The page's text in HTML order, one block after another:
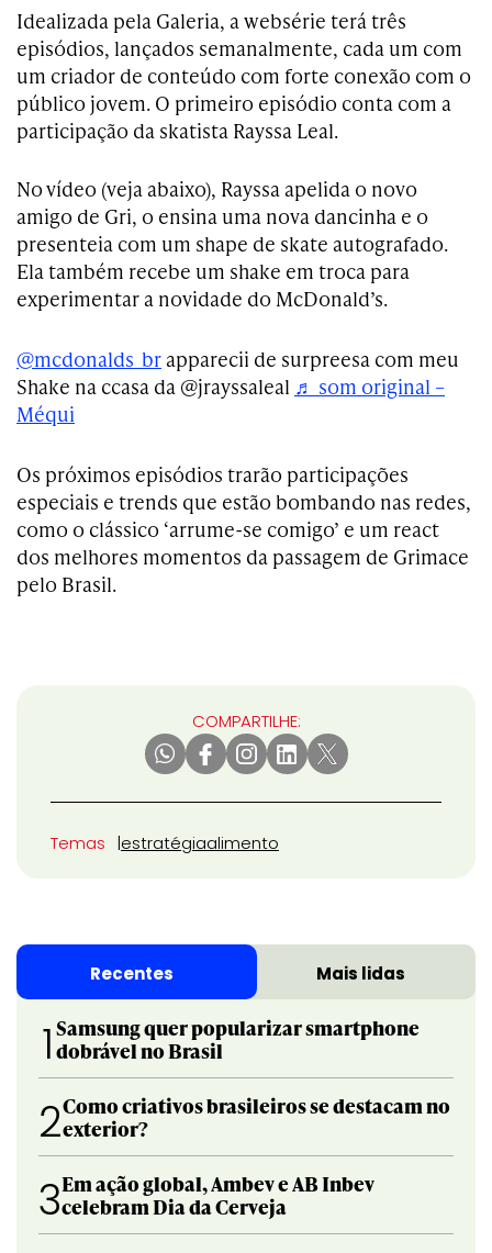
Idealizada pela Galeria, a websérie terá três
episódios, lançados semanalmente, cada um com
um criador de conteúdo com forte conexão com o
público jovem. O primeiro episódio conta com a
participação da skatista Rayssa Leal.
No vídeo (veja abaixo), Rayssa apelida o novo
amigo de Gri, o ensina uma nova dancinha e o
presenteia com um shape de skate autografado.
Ela também recebe um shake em troca para
experimentar a novidade do McDonald’s.
@mcdonalds_br apparecii de surpreesa com meu
Shake na ccasa da @jrayssaleal ♬ som original –
Méqui
Os próximos episódios trarão participações
especiais e trends que estão bombando nas redes,
como o clássico ‘arrume-se comigo’ e um react
dos melhores momentos da passagem de Grimace
pelo Brasil.
COMPARTILHE:
Temas estratégiaalimento
Recentes Mais lidas
1 Samsung quer popularizar smartphone
dobrável no Brasil
2Como criativos brasileiros se destacam no
exterior?
3Em ação global, Ambev e AB Inbev
celebram Dia da Cerveja